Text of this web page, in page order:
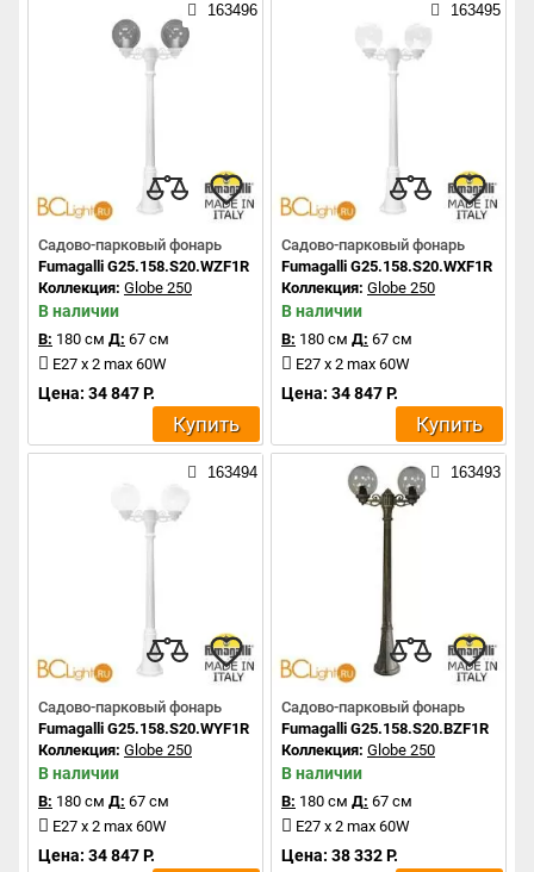
163496
Садово-парковый фонарь
Fumagalli G25.158.S20.WZF1R
Коллекция: Globe 250
В наличии
В: 180 см Д: 67 см
E27 x 2 max 60W
Цена: 34 847 Р.
Купить
163495
Садово-парковый фонарь
Fumagalli G25.158.S20.WXF1R
Коллекция: Globe 250
В наличии
В: 180 см Д: 67 см
E27 x 2 max 60W
Цена: 34 847 Р.
Купить
163494
Садово-парковый фонарь
Fumagalli G25.158.S20.WYF1R
Коллекция: Globe 250
В наличии
В: 180 см Д: 67 см
E27 x 2 max 60W
Цена: 34 847 Р.
163493
Садово-парковый фонарь
Fumagalli G25.158.S20.BZF1R
Коллекция: Globe 250
В наличии
В: 180 см Д: 67 см
E27 x 2 max 60W
Цена: 38 332 Р.